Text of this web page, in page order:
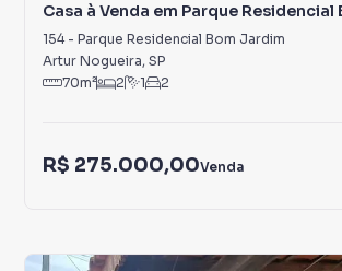
Casa à Venda em Parque
154- Parque Residencial Bom Jardim
Artur Nogueira, SP
70m² 2 1 2
R$ 275.000,00Venda